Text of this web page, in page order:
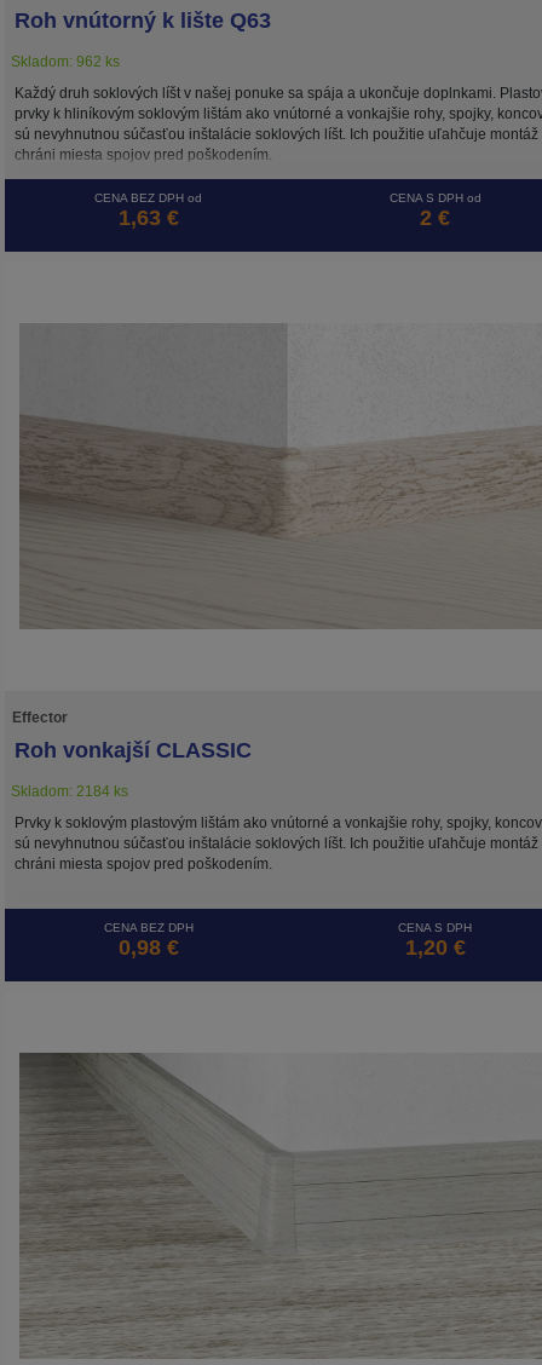
Roh vnútorný k lište Q63
Skladom: 962 ks
Každý druh soklových líšt v našej ponuke sa spája a ukončuje doplnkami.
prvky k hliníkovým soklovým lištám ako vnútorné a vonkajšie rohy, spojky,
sú nevyhnutnou súčasťou inštalácie soklových líšt. Ich použitie uľahčuje montáž
chráni miesta spojov pred poškodením.
CENA BEZ DPH od
1,63 €
CENA S DPH od
2 €
Effector
Roh vonkajší CLASSIC
Skladom: 2184 ks
Prvky k soklovým plastovým lištám ako vnútorné a vonkajšie rohy, spojky,
sú nevyhnutnou súčasťou inštalácie soklových líšt. Ich použitie uľahčuje montáž
chráni miesta spojov pred poškodením.
CENA BEZ DPH
0,98 €
CENA S DPH
1,20 €